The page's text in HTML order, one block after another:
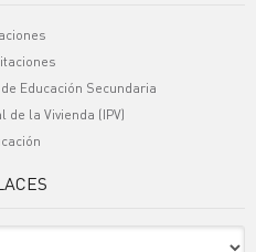
Educación Secundaria
de la Vivienda (IPV)